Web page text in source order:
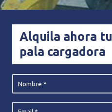
Alquila ahora tu
pala cargadora